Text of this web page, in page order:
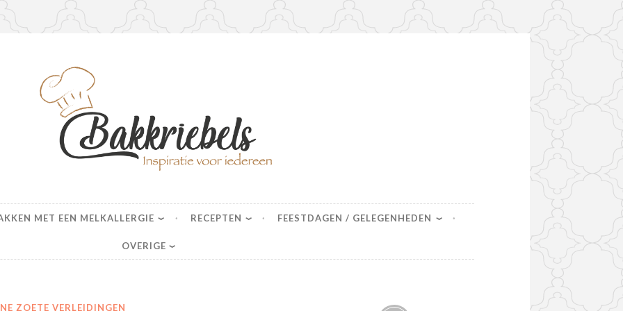
MET EEN MELKALLERGIE RECEPTEN FEESTDAGEN / GELEGENHEDEN
OVERIGE
ZOETE VERLEIDINGEN